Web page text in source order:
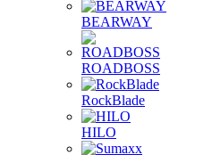
BEARWAY
ROADBOSS
RockBlade
HILO